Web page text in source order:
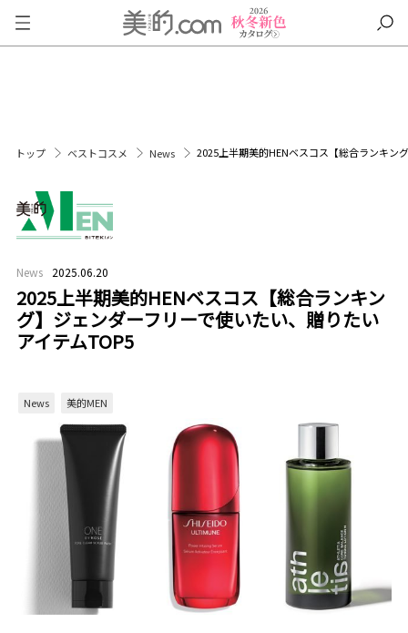
トップ ベストコスメ News 2025上半期美的HENベスコス【総合ランキン
News 2025.06.20
2025上半期美的HENベスコス【総合ランキン
グ】ジェンダーフリーで使いたい、贈りたい
アイテムTOP5
News 美的MEN